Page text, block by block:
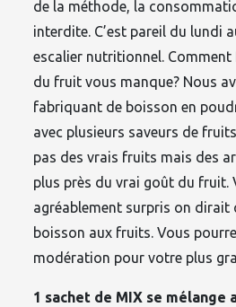
de la méthode, la
interdite. C’est pareil du lundi
escalier nutritionnel.
du fruit vous manque? Nous
fabriquant de boisson en
avec plusieurs saveurs de
pas des vrais fruits mais des
plus près du vrai goût du fruit.
agréablement surpris on dirait
boisson aux fruits. Vous
modération pour votre plus
1 sachet de MIX se mélange